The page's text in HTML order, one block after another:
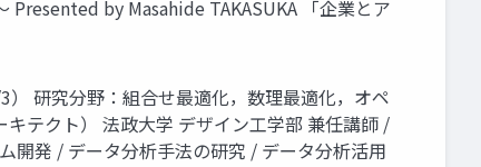
by Masahide TAKASUKA 「企業とア
研究分野：組合せ最適化，数理最適化，オペ
テクト） 法政大学 デザイン工学部 兼任講師 /
開発 / データ分析手法の研究 / データ分析活用